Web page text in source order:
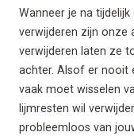
Wanneer je na
verwijderen zijn onze
verwijderen laten ze
achter. Alsof er nooit
vaak moet wisselen
lijmresten wil
probleemloos van